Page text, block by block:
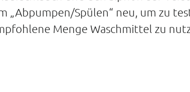
„Abpumpen/Spülen“ neu, um zu
Menge Waschmittel zu